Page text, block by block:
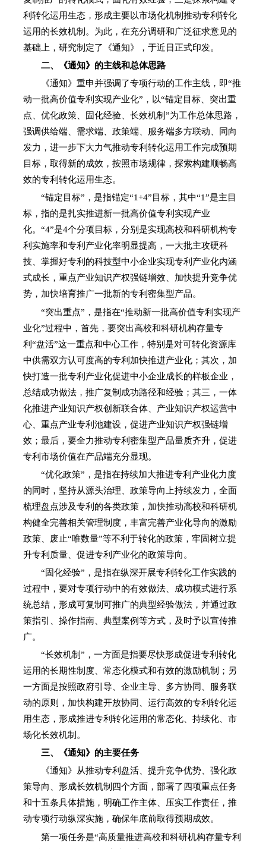
利转化运用生态，形成主要以市场化机制推动专利转化
运用的长效机制。为此，在充分调研和广泛征求意见的
基础上，研究制定了《通知》，于近日正式印发。
二、《通知》的主线和总体思路
《通知》重申并强调了专项行动的工作主线，即“推
动一批高价值专利实现产业化”，以“锚定目标、突出重
点、优化政策、固化经验、长效机制”为工作总体思路，
强调供给端、需求端、政策端、服务端多方联动、同向
发力，进一步下大力气推动专利转化运用工作完成预期
目标，取得新的成效，按照市场规律，探索构建顺畅高
效的专利转化运用生态。
“锚定目标”，是指锚定“1+4”目标，其中“1”是主目
标，指的是扎实推进新一批高价值专利实现产业
化。“4”是4个分项目标，分别是实现高校和科研机构专
利实施率和专利产业化率明显提高，一大批主攻硬科
技、掌握好专利的科技型中小企业实现专利产业化内涵
式成长，重点产业知识产权强链增效、加快提升竞争优
势，加快培育推广一批新的专利密集型产品。
“突出重点”，是指在“推动新一批高价值专利实现产
业化”过程中，首先，要突出高校和科研机构存量专
利“盘活”这一重点和中心工作，特别是对可转化资源库
中供需双方认可度高的专利加快推进产业化；其次，加
快打造一批专利产业化促进中小企业成长的样板企业，
总结成功做法，推广复制成功路径和经验；其三，一体
化推进产业知识产权创新联合体、产业知识产权运营中
心、重点产业专利池建设，促进产业知识产权强链增
效；最后，要全力推动专利密集型产品量质齐升，促进
专利市场价值在产品端充分显现。
“优化政策”，是指在持续加大推进专利产业化力度
的同时，坚持从源头治理、政策导向上持续发力，全面
梳理盘点涉及专利的各类政策，加快推动高校和科研机
构健全完善相关管理制度，丰富完善产业化导向的激励
政策、废止“唯数量”等不利于转化的政策，牢固树立提
升专利质量、促进专利产业化的政策导向。
“固化经验”，是指在纵深开展专利转化工作实践的
过程中，要对专项行动中的有效做法、成功模式进行系
统总结，形成可复制可推广的典型经验做法，并通过政
策指引、操作指南、典型案例等方式，及时予以宣传推
广。
“长效机制”，一方面是指要尽快形成促进专利转化
运用的长期性制度、常态化模式和有效的激励机制；另
一方面是按照政府引导、企业主导、多方协同、服务联
动的原则，加快构建开放协同、运行高效的专利转化运
用生态，形成推进专利转化运用的常态化、持续化、市
场化长效机制。
三、《通知》的主要任务
《通知》从推动专利盘活、提升竞争优势、强化政
策导向、形成长效机制四个方面，部署了四项重点任务
和十五条具体措施，明确工作主体、压实工作责任，推
动专项行动纵深实施，确保年底前取得预期成效。
第一项任务是“高质量推进高校和科研机构存量专利